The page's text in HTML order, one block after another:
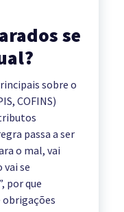
se
sobre o
COFINS)
passa a ser
o mal, vai
vai se
por que